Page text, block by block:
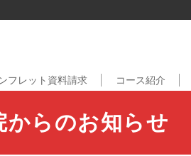
フレット資料請求 コース紹介
からのお知らせ